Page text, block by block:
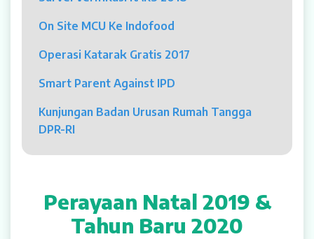
Pelayanan
Rawat Jalan
Rawat Inap
Kamar Operasi
Rehabilitasi Medik
On Site MCU Ke Indofood
Operasi Katarak Gratis 2017
Smart Parent Against IPD
Kunjungan Badan Urusan Rumah Tangga
DPR-RI
Perayaan Natal 2019 &
Tahun Baru 2020